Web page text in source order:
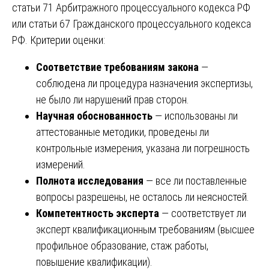
статьи 71 Арбитражного процессуального кодекса РФ
или статьи 67 Гражданского процессуального кодекса
РФ. Критерии оценки:
Соответствие требованиям закона —
соблюдена ли процедура назначения экспертизы,
не было ли нарушений прав сторон.
Научная обоснованность — использованы ли
аттестованные методики, проведены ли
контрольные измерения, указана ли погрешность
измерений.
Полнота исследования — все ли поставленные
вопросы разрешены, не осталось ли неясностей.
Компетентность эксперта — соответствует ли
эксперт квалификационным требованиям (высшее
профильное образование, стаж работы,
повышение квалификации).